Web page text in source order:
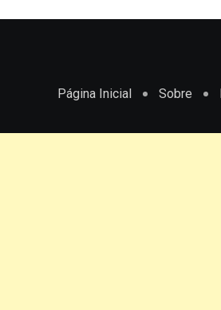
Página Inicial Sobre